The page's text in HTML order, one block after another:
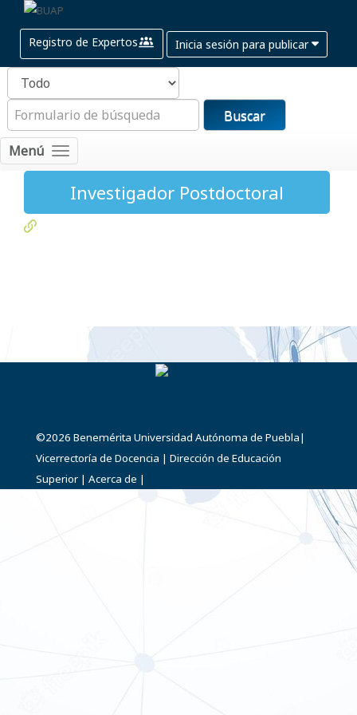
Registro de Expertos Inicia sesión para publicar
Buscar
Menú
Investigador Postdoctoral
©2026 Benemérita Universidad Autónoma de Puebla|
Vicerrectoría de Docencia | Dirección de Educación
Superior | Acerca de |